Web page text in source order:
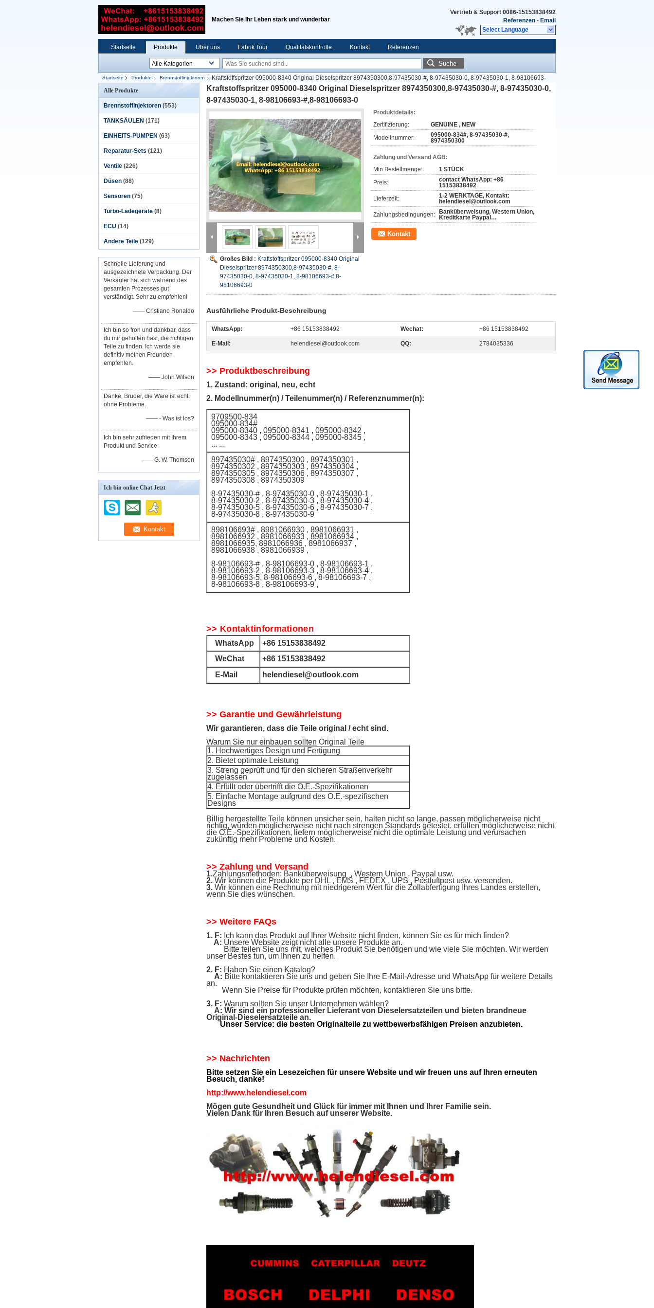
Machen Sie Ihr Leben stark und wunderbar
Vertrieb & Support 0086-15153838492
Referenzen - Email
Select Language
Startseite Produkte Über uns Fabrik Tour Qualitätskontrolle Kontakt Referenzen
Suche
Startseite Produkte Brennstoffinjektoren
Kraftstoffspritzer 095000-8340 Original Dieselspritzer 8974350300,8-97435030-#, 8-97435030-0, 8-97435030-1, 8-98106693-
#,8-98106693-0
Alle Produkte
Brennstoffinjektoren (553)
TANKSÄULEN (171)
EINHEITS-PUMPEN (63)
Reparatur-Sets (121)
Ventile (226)
Düsen (88)
Sensoren (75)
Turbo-Ladegeräte (8)
ECU (14)
Andere Teile (129)
Schnelle Lieferung und
ausgezeichnete Verpackung. Der
Verkäufer hat sich während des
gesamten Prozesses gut
verständigt. Sehr zu empfehlen!
—— Cristiano Ronaldo
Ich bin so froh und dankbar, dass
du mir geholfen hast, die richtigen
Teile zu finden. Ich werde sie
definitiv meinen Freunden
empfehlen.
—— John Wilson
Danke, Bruder, die Ware ist echt,
ohne Probleme.
—— - Was ist los?
Ich bin sehr zufrieden mit Ihrem
Produkt und Service
—— G. W. Thomson
Ich bin online Chat Jetzt
Kraftstoffspritzer 095000-8340 Original Dieselspritzer 8974350300,8-97435030-#, 8-97435030-0,
8-97435030-1, 8-98106693-#,8-98106693-0
Großes Bild : Kraftstoffspritzer 095000-8340 Original
Dieselspritzer 8974350300,8-97435030-#, 8-
97435030-0, 8-97435030-1, 8-98106693-#,8-
98106693-0
Produktdetails:
Zertifizierung:
GENUINE , NEW
Modellnummer:
095000-834#, 8-97435030-#,
8974350300
Zahlung und Versand AGB:
Min Bestellmenge:
1 STÜCK
Preis:
contact WhatsApp: +86
15153838492
Lieferzeit:
1-2 WERKTAGE, Kontakt:
helendiesel@outlook.com
Zahlungsbedingungen:
Banküberweisung, Western Union,
Kreditkarte Paypal…
Kontakt
Ausführliche Produkt-Beschreibung
WhatsApp: +86 15153838492 Wechat: +86 15153838492
E-Mail: helendiesel@outlook.com QQ: 2784035336
>> Produktbeschreibung
1. Zustand: original, neu, echt
2. Modellnummer(n) / Teilenummer(n) / Referenznummer(n):
9709500-834
095000-834#
095000-8340 , 095000-8341 , 095000-8342 ,
095000-8343 , 095000-8344 , 095000-8345 ,
... ...
897435030# , 8974350300 , 8974350301 ,
8974350302 , 8974350303 , 8974350304 ,
8974350305 , 8974350306 , 8974350307 ,
8974350308 , 8974350309
8-97435030-# , 8-97435030-0 , 8-97435030-1 ,
8-97435030-2 , 8-97435030-3 , 8-97435030-4 ,
8-97435030-5 , 8-97435030-6 , 8-97435030-7 ,
8-97435030-8 , 8-97435030-9
898106693# , 8981066930 , 8981066931 ,
8981066932 , 8981066933 , 8981066934 ,
8981066935, 8981066936 , 8981066937 ,
8981066938 , 8981066939 ,
8-98106693-# , 8-98106693-0 , 8-98106693-1 ,
8-98106693-2 , 8-98106693-3 , 8-98106693-4 ,
8-98106693-5, 8-98106693-6 , 8-98106693-7 ,
8-98106693-8 , 8-98106693-9 ,
>> Kontaktinformationen
WhatsApp
+86 15153838492
WeChat
+86 15153838492
E-Mail
helendiesel@outlook.com
>> Garantie und Gewährleistung
Wir garantieren, dass die Teile original / echt sind.
Warum Sie nur einbauen sollten Original Teile
1. Hochwertiges Design und Fertigung
2. Bietet optimale Leistung
3. Streng geprüft und für den sicheren Straßenverkehr
zugelassen
4. Erfüllt oder übertrifft die O.E.-Spezifikationen
5. Einfache Montage aufgrund des O.E.-spezifischen
Designs
Billig hergestellte Teile können unsicher sein, halten nicht so lange, passen möglicherweise nicht
richtig, wurden möglicherweise nicht nach strengen Standards getestet, erfüllen möglicherweise nicht
die O.E.-Spezifikationen, liefern möglicherweise nicht die optimale Leistung und verursachen
zukünftig mehr Probleme und Kosten.
>> Zahlung und Versand
1.Zahlungsmethoden: Banküberweisung , Western Union , Paypal usw.
2. Wir können die Produkte per DHL , EMS , FEDEX , UPS , Postluftpost usw. versenden.
3. Wir können eine Rechnung mit niedrigerem Wert für die Zollabfertigung Ihres Landes erstellen,
wenn Sie dies wünschen.
>> Weitere FAQs
1. F: Ich kann das Produkt auf Ihrer Website nicht finden, können Sie es für mich finden?
A: Unsere Website zeigt nicht alle unsere Produkte an.
Bitte teilen Sie uns mit, welches Produkt Sie benötigen und wie viele Sie möchten. Wir werden
unser Bestes tun, um Ihnen zu helfen.
2. F: Haben Sie einen Katalog?
A: Bitte kontaktieren Sie uns und geben Sie Ihre E-Mail-Adresse und WhatsApp für weitere Details
an.
Wenn Sie Preise für Produkte prüfen möchten, kontaktieren Sie uns bitte.
3. F: Warum sollten Sie unser Unternehmen wählen?
A: Wir sind ein professioneller Lieferant von Dieselersatzteilen und bieten brandneue
Original-Dieselersatzteile an.
Unser Service: die besten Originalteile zu wettbewerbsfähigen Preisen anzubieten.
>> Nachrichten
Bitte setzen Sie ein Lesezeichen für unsere Website und wir freuen uns auf Ihren erneuten
Besuch, danke!
http://www.helendiesel.com
Mögen gute Gesundheit und Glück für immer mit Ihnen und Ihrer Familie sein.
Vielen Dank für Ihren Besuch auf unserer Website.